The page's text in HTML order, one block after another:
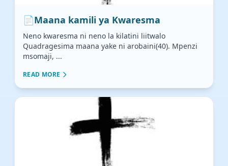
📄Maana kamili ya Kwaresma
Neno kwaresma ni neno la kilatini liitwalo
Quadragesima maana yake ni arobaini(40). Mpenzi
msomaji, ...
READ MORE